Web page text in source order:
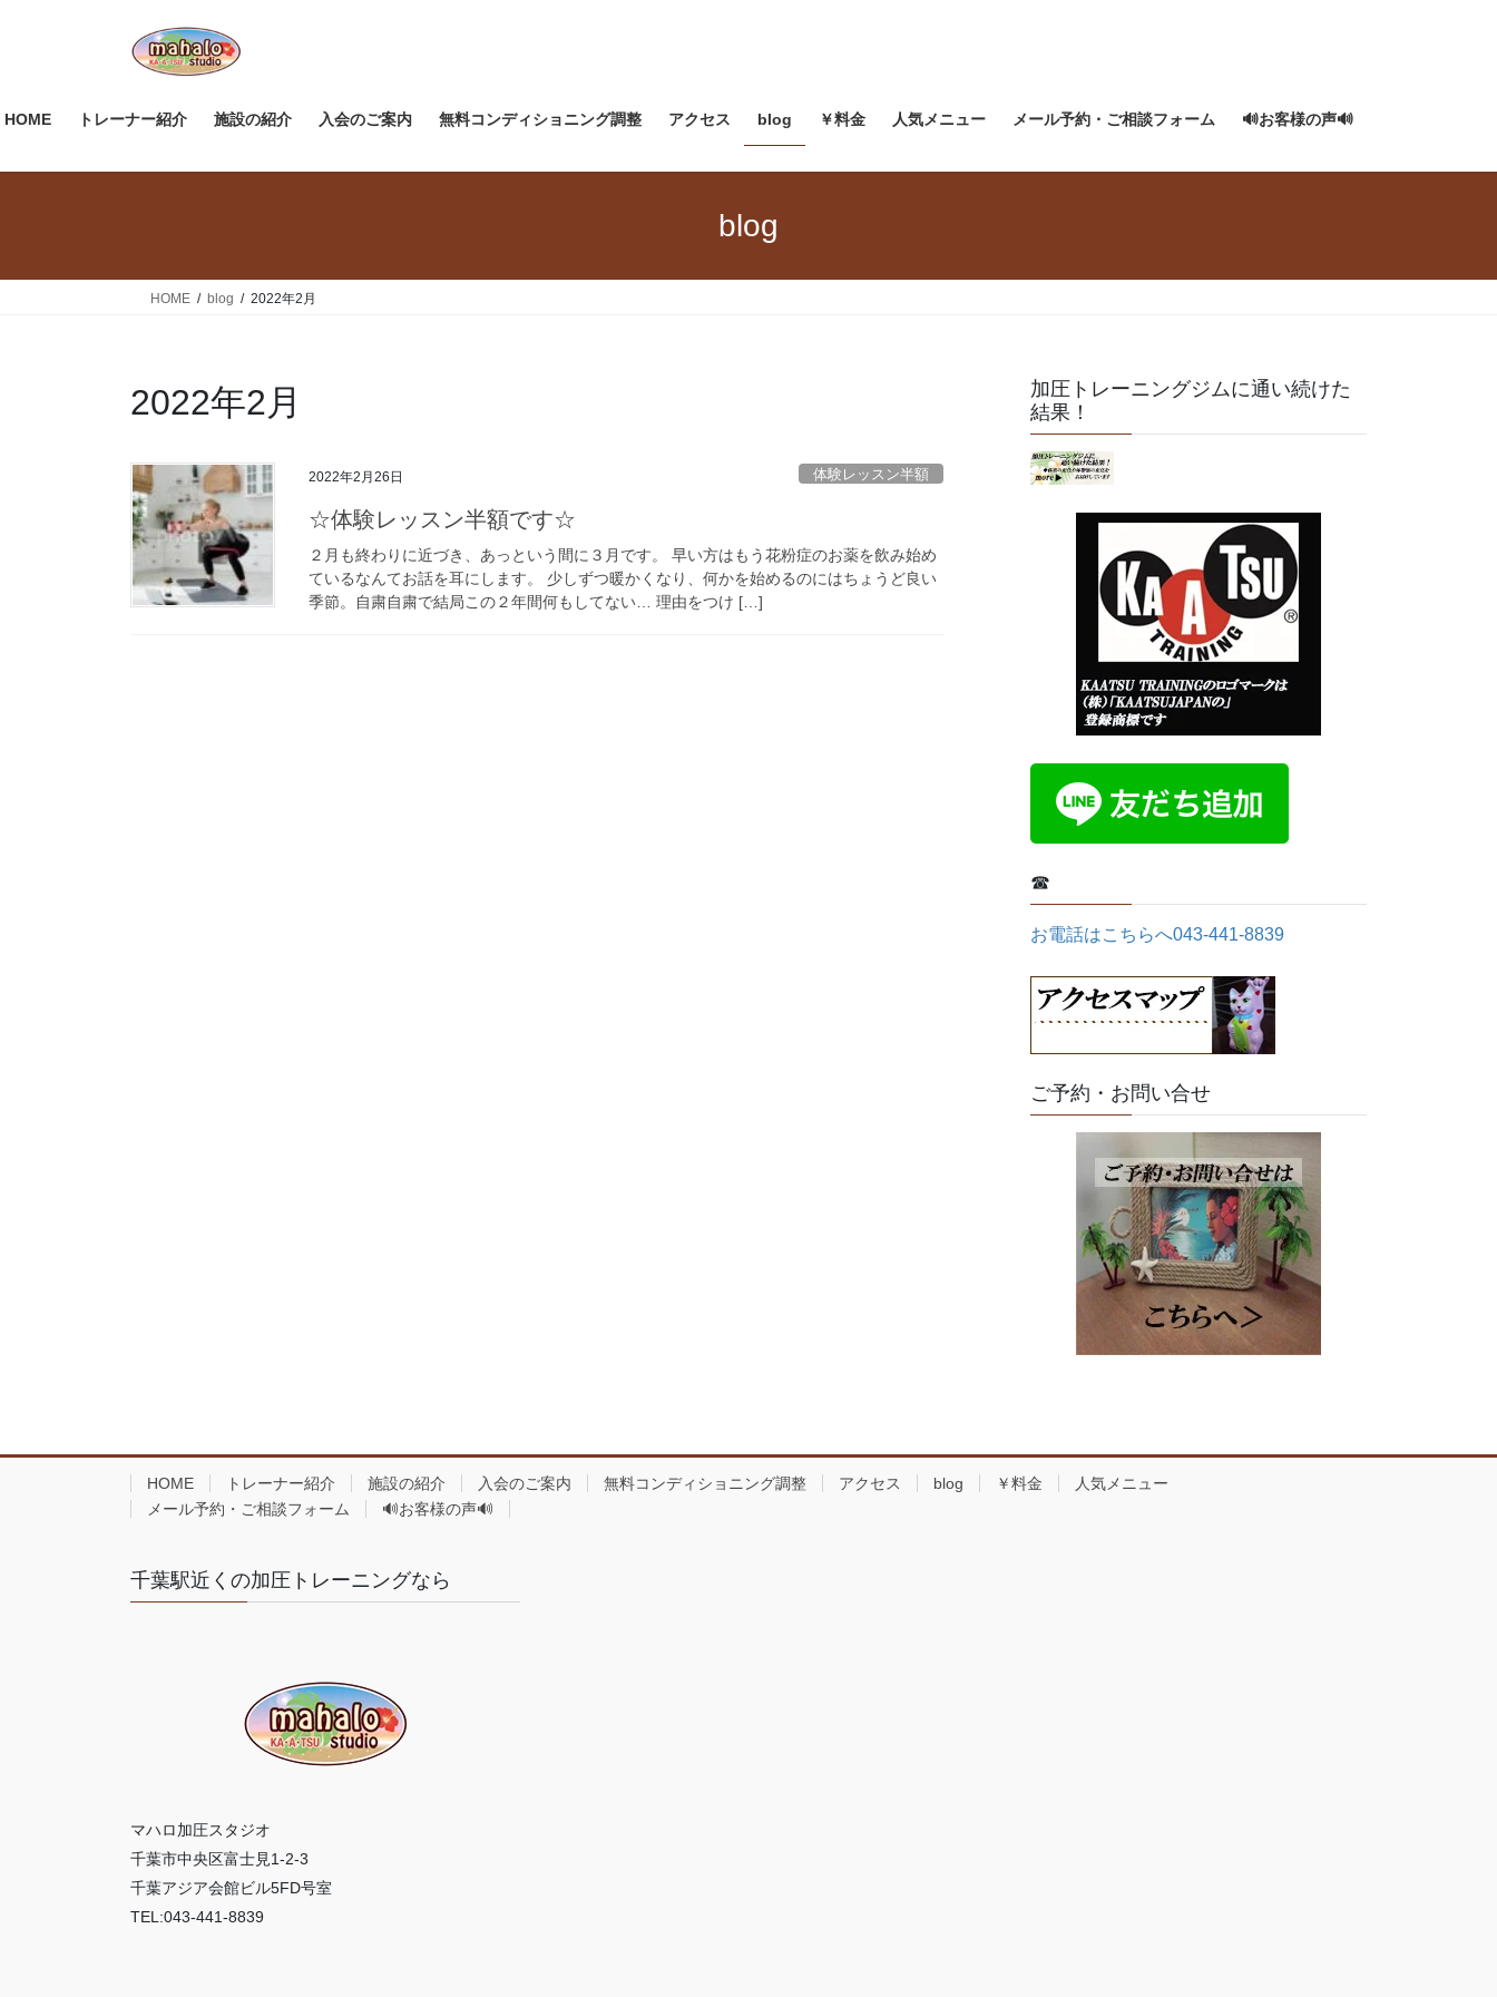
ツ
ス
シ
ン
HOME トレーナー紹介 施設の紹介 入会のご案内 無料コンディショニング調整 アクセス blog ￥料金 人気メニュー メール予約・ご相談フォーム 🔊お客様の声🔊
blog
HOME blog 2022年2月
2022年2月
2022年2月26日 体験レッスン半額
☆体験レッスン半額です☆
２月も終わりに近づき、あっという間に３月です。 早い方はもう花粉症のお薬を飲み始め
ているなんてお話を耳にします。 少しずつ暖かくなり、何かを始めるのにはちょうど良い
季節。自粛自粛で結局この２年間何もしてない… 理由をつけ […]
加圧トレーニングジムに通い続けた
結果！
☎
お電話はこちらへ043-441-8839
ご予約・お問い合せ
HOME トレーナー紹介 施設の紹介 入会のご案内 無料コンディショニング調整 アクセス blog ￥料金
人気メニュー
メール予約・ご相談フォーム
🔊お客様の声🔊
千葉駅近くの加圧トレーニングなら
マハロ加圧スタジオ
千葉市中央区富士見1-2-3
千葉アジア会館ビル5FD号室
TEL:043-441-8839